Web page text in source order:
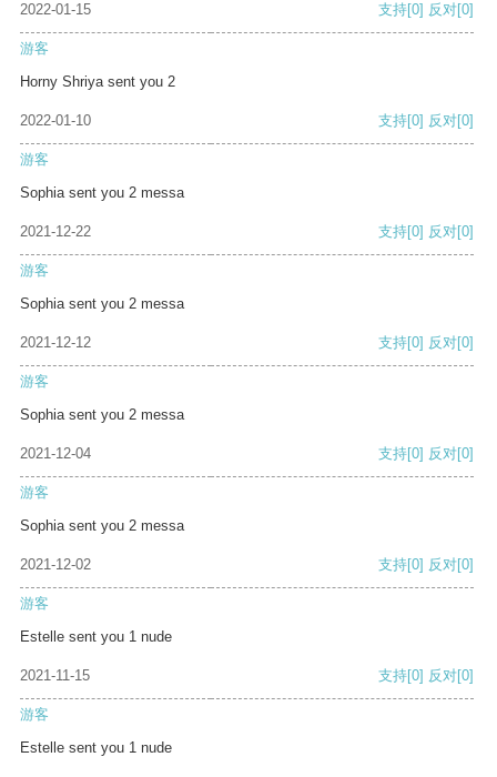
2022-01-15 支持[0] 反对[0]
游客
Horny Shriya sent you 2
2022-01-10 支持[0] 反对[0]
游客
Sophia sent you 2 messa
2021-12-22 支持[0] 反对[0]
游客
Sophia sent you 2 messa
2021-12-12 支持[0] 反对[0]
游客
Sophia sent you 2 messa
2021-12-04 支持[0] 反对[0]
游客
Sophia sent you 2 messa
2021-12-02 支持[0] 反对[0]
游客
Estelle sent you 1 nude
2021-11-15 支持[0] 反对[0]
游客
Estelle sent you 1 nude